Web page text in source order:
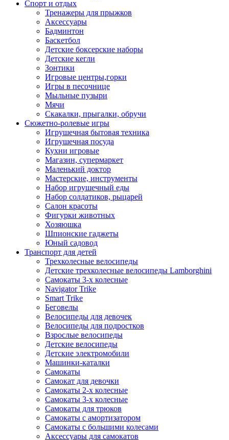
Спорт и отдых
Тренажеры для прыжков
Аксессуары
Бадминтон
Баскетбол
Детские боксерские наборы
Детские кегли
Зонтики
Игровые центры,горки
Игры в песочнице
Мыльные пузыри
Мячи
Скакалки, прыгалки, обручи
Сюжетно-ролевые игры
Игрушечная бытовая техника
Игрушечная посуда
Кухни игровые
Магазин, супермаркет
Маленький доктор
Мастерские, инструменты
Набор игрушечный еды
Набор солдатиков, рыцарей
Салон красоты
Фигурки животных
Хозяюшка
Шпионские гаджеты
Юный садовод
Транспорт для детей
Трехколесные велосипеды
Детские трехколесные велосипеды Lamborghini
Самокаты 3-х колесные
Navigator Trike
Smart Trike
Беговелы
Велосипеды для девочек
Велосипеды для подростков
Взрослые велосипеды
Детские велосипеды
Детские электромобили
Машинки-каталки
Самокаты
Самокат для девочки
Самокаты 2-х колесные
Самокаты 3-х колесные
Самокаты для трюков
Самокаты с амортизатором
Самокаты с большими колесами
Аксессуары для самокатов